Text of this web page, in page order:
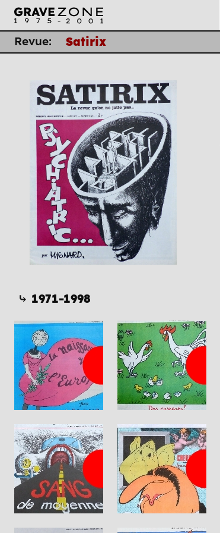
Revue: Satirix
⤷ 1971-1998